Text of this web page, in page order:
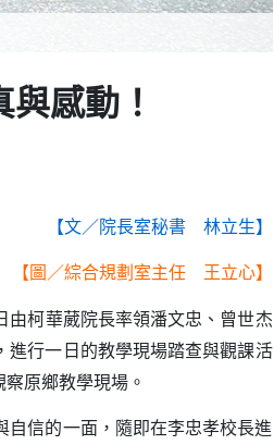
感動！
【文／院長室秘書 林立生】
【圖／綜合規劃室主任 王立心】
由柯華葳院長率領潘文忠、曾世杰
行一日的教學現場踏查與觀課活
原鄉教學現場。
信的一面，隨即在李忠孝校長進